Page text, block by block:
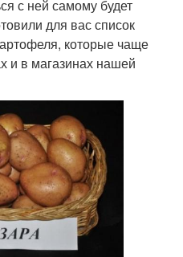
с ней самому будет
для вас список
которые чаще
и в магазинах нашей